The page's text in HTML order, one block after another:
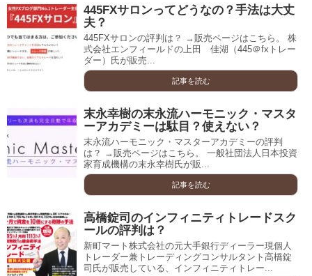
445FXサロンってどうなの？手法は大丈
夫？
445FXサロンの評判は？ →販売ページはこちら。 株
式会社エンフィールドの上田 佳湖（445＠fxトレー
ダー）氏が販売...
記事を読む
末永幸樹の末永流ハーモニック・マスタ
ーアカデミーは駄目？使えない？
末永流ハーモニック・マスターアカデミーの評判
は？ →販売ページはこちら。 一般社団法人日本投資
家育成機構の末永幸樹氏が販...
記事を読む
高橋錠司のインフィニティトレードスク
ールの評判は？
新町マート株式会社の元大手銀行ディーラー現個人
トレーダー兼トレーディングコンサルタント高橋錠
司氏が販売している、インフィニティトレー...